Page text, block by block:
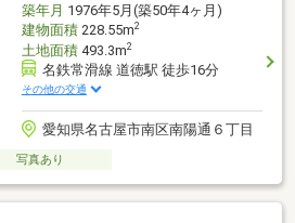
築年月 1976年5月(築50年4ヶ月)
建物面積228.55m2
土地面積493.3m2
名鉄常滑線 道徳駅 徒歩16分
その他の交通
愛知県名古屋市南区南陽通６丁目
写真あり